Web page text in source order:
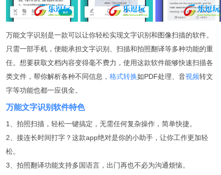
万能文字识别是一款可以让你轻松实现文字识别和图像扫描的软件。
只需一部手机，便能承担文字识别、扫描和拍照翻译等多种功能的重
任。想要获取文档内容变得毫不费力，使用这款软件能够快速扫描各
类文件，帮你解析各种不同信息， 格式转换如PDF处理、音视频转文
字等功能也都一应俱全。
万能文字识别软件特色
1、拍照扫描，轻松一键搞定，无需任何复杂操作，简单快捷。
2、接连长时间打字？这款app绝对是你的小助手，让你工作更加轻
松。
3、拍照翻译功能支持多国语言，出门再也不必为沟通烦恼。